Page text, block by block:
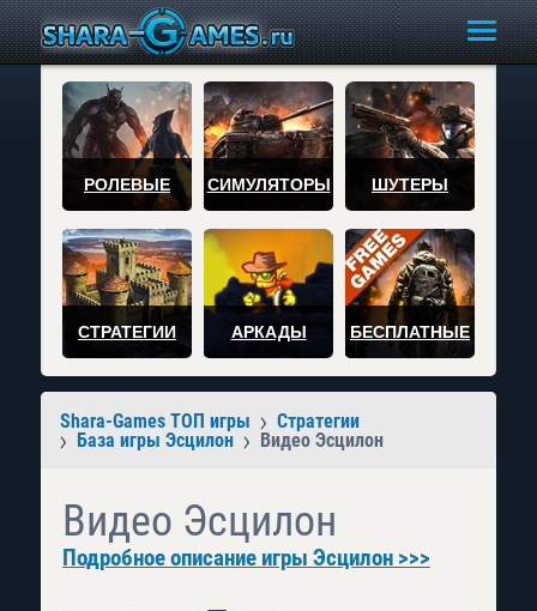
РОЛЕВЫЕ СИМУЛЯТОРЫ ШУТЕРЫ
СТРАТЕГИИ АРКАДЫ БЕСПЛАТНЫЕ
Shara-Games ТОП игры
Стратегии
База игры Эсцилон
Видео Эсцилон
Видео Эсцилон
Подробное описание игры Эсцилон >>>